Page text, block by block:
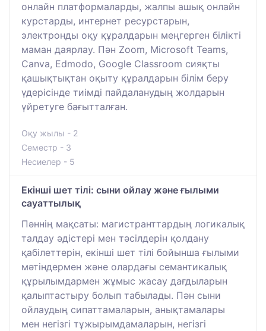
онлайн платформаларды, жалпы ашық онлайн
курстарды, интернет ресурстарын,
электронды оқу құралдарын меңгерген білікті
маман даярлау. Пән Zoom, Microsoft Teams,
Canva, Edmodo, Google Classroom сияқты
қашықтықтан оқыту құралдарын білім беру
үдерісінде тиімді пайдаланудың жолдарын
үйретуге бағытталған.
Оқу жылы - 2
Семестр - 3
Несиелер - 5
Екінші шет тілі: cыни ойлау және ғылыми
сауаттылық
Пәннің мақсаты: магистранттардың логикалық
талдау әдістері мен тәсілдерін қолдану
қабілеттерін, екінші шет тілі бойынша ғылыми
мәтіндермен және олардағы семантикалық
құрылымдармен жұмыс жасау дағдыларын
қалыптастыру болып табылады. Пән сыни
ойлаудың сипаттамаларын, анықтамалары
мен негізгі тұжырымдамаларын, негізгі